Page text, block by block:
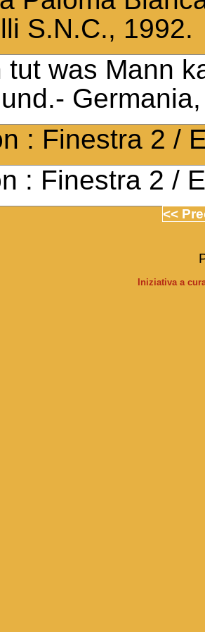
S.N.C., 1992.
tut was Mann
: Finestra 2 /
: Finestra 2 /
<<
Iniziativa a